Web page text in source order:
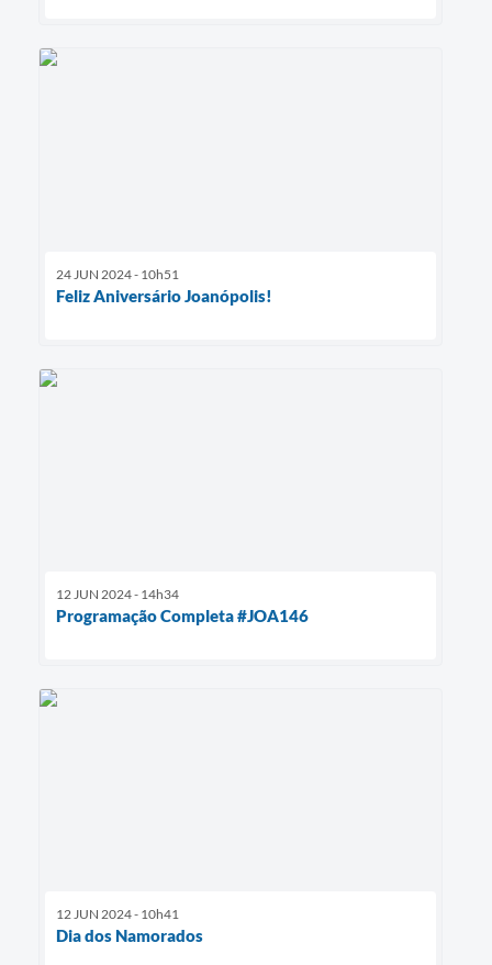
24 JUN 2024 - 10h51
Feliz Aniversário Joanópolis!
12 JUN 2024 - 14h34
Programação Completa #JOA146
12 JUN 2024 - 10h41
Dia dos Namorados